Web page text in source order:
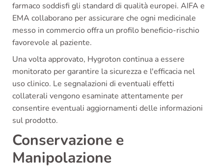
farmaco soddisfi gli standard di qualità europei. AIFA e
EMA collaborano per assicurare che ogni medicinale
messo in commercio offra un profilo beneficio-rischio
favorevole al paziente.
Una volta approvato, Hygroton continua a essere
monitorato per garantire la sicurezza e l'efficacia nel
uso clinico. Le segnalazioni di eventuali effetti
collaterali vengono esaminate attentamente per
consentire eventuali aggiornamenti delle informazioni
sul prodotto.
Conservazione e
Manipolazione